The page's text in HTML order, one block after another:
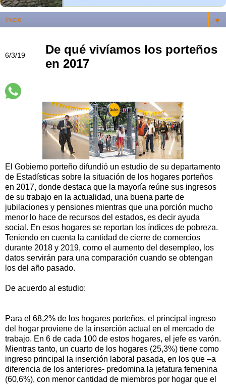
▼
6/3/19
De qué vivíamos los porteños
en 2017
El Gobierno porteño difundió un estudio de su departamento
de Estadísticas sobre la situación de los hogares porteños
en 2017, donde destaca que la mayoría reúne sus ingresos
de su trabajo en la actualidad, una buena parte de
jubilaciones y pensiones mientras que una porción mucho
menor lo hace de recursos del estados, es decir ayuda
social. En esos hogares se reportan los índices de pobreza.
Teniendo en cuenta la cantidad de cierre de comercios
durante 2018 y 2019, como el aumento del desempleo, los
datos servirán para una comparación cuando se obtengan
los del año pasado.
De acuerdo al estudio:
Para el 68,2% de los hogares porteños, el principal ingreso
del hogar proviene de la inserción actual en el mercado de
trabajo. En 6 de cada 100 de estos hogares, el jefe es varón.
Mientras tanto, un cuarto de los hogares (25,3%) tiene como
ingreso principal la inserción laboral pasada, en los que –a
diferencia de los anteriores- predomina la jefatura femenina
(60,6%), con menor cantidad de miembros por hogar que el